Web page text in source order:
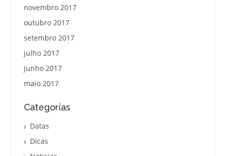
novembro 2017
outubro 2017
setembro 2017
julho 2017
junho 2017
maio 2017
Categorias
Datas
Dicas